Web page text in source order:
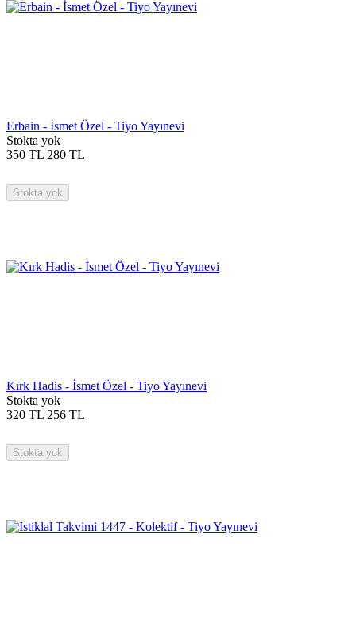
Erbain - İsmet Özel - Tiyo Yayınevi
Stokta yok
350 TL 280 TL
Stokta yok
Kırk Hadis - İsmet Özel - Tiyo Yayınevi
Stokta yok
320 TL 256 TL
Stokta yok